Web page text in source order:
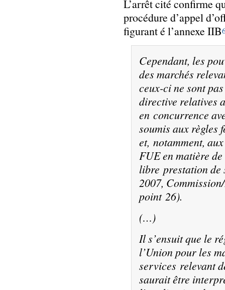
L’arrêt cité confirme
procédure d’appel
figurant é l’annexe IIB
Cependant, les
des marchés
ceux-ci ne sont
directive relatives
en concurrence
soumis aux règles
et, notamment,
FUE en matière
libre prestation de
2007,
point 26).
(…)
Il s’ensuit que le
l’Union pour les
services relevant
saurait être